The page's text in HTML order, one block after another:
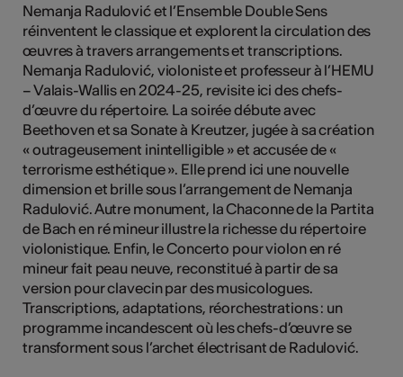
Nemanja Radulović et l’Ensemble Double Sens
réinventent le classique et explorent la circulation des
œuvres à travers arrangements et transcriptions.
Nemanja Radulović, violoniste et professeur à l’HEMU
– Valais-Wallis en 2024-25, revisite ici des chefs-
d’œuvre du répertoire. La soirée débute avec
Beethoven et sa Sonate à Kreutzer, jugée à sa création
« outrageusement inintelligible » et accusée de «
terrorisme esthétique ». Elle prend ici une nouvelle
dimension et brille sous l’arrangement de Nemanja
Radulović. Autre monument, la Chaconne de la Partita
de Bach en ré mineur illustre la richesse du répertoire
violonistique. Enfin, le Concerto pour violon en ré
mineur fait peau neuve, reconstitué à partir de sa
version pour clavecin par des musicologues.
Transcriptions, adaptations, réorchestrations : un
programme incandescent où les chefs-d’œuvre se
transforment sous l’archet électrisant de Radulović.